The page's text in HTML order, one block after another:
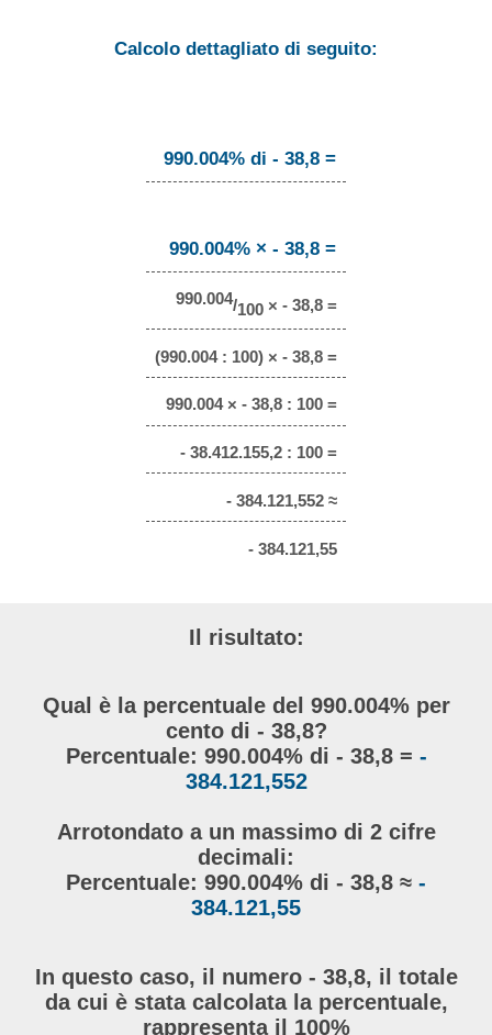
Calcolo dettagliato di seguito:
990.004% di - 38,8 =
990.004% × - 38,8 =
990.004/100 × - 38,8 =
(990.004 : 100) × - 38,8 =
990.004 × - 38,8 : 100 =
- 38.412.155,2 : 100 =
- 384.121,552 ≈
- 384.121,55
Il risultato:
Qual è la percentuale del 990.004% per
cento di - 38,8?
Percentuale: 990.004% di - 38,8 = -
384.121,552
Arrotondato a un massimo di 2 cifre
decimali:
Percentuale: 990.004% di - 38,8 ≈ -
384.121,55
In questo caso, il numero - 38,8, il totale
da cui è stata calcolata la percentuale,
rappresenta il 100%